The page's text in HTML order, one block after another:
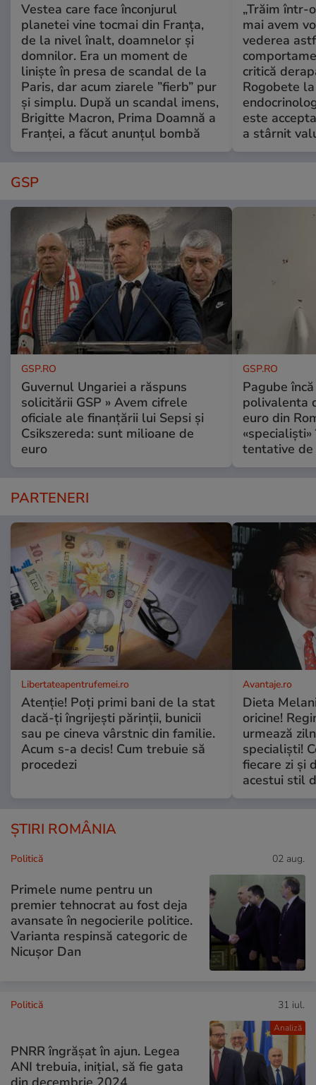
Vestea care face înconjurul
planetei vine tocmai din Franța,
de la nivel înalt, doamnelor și
domnilor. Era un moment de
liniște în presa de scandal de la
Paris, dar acum ziarele ”fierb” pur
și simplu. După un scandal imens,
Brigitte Macron, Prima Doamnă a
Franței, a făcut anunțul bombă
„Trăim într-
mai avem
vederea
critică
Rogobete
este
a stârnit
GSP
GSP.RO
Guvernul Ungariei a răspuns
solicitării GSP » Avem cifrele
oficiale ale finanțării lui Sepsi și
Csikszereda: sunt milioane de
euro
GSP.RO
Pagube
polivalenta
euro din
tentative de
PARTENERI
Libertateapentrufemei.ro
Atenție! Poți primi bani de la stat
dacă-ți îngrijești părinții, bunicii
sau pe cineva vârstnic din familie.
Acum s-a decis! Cum trebuie să
procedezi
Avantaje.ro
Dieta
oricine!
urmează
specialiști!
fiecare zi și
acestui stil
ȘTIRI ROMÂNIA
Politică 02 aug.
Primele nume pentru un
premier tehnocrat au fost deja
avansate în negocierile politice.
Varianta respinsă categoric de
Nicușor Dan
Analiză
Politică 31 iul.
PNRR îngrășat în ajun. Legea
ANI trebuia, inițial, să fie gata